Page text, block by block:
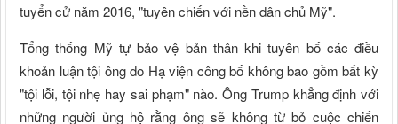
tuyển cử năm 2016, "tuyên chiến với nền dân chủ Mỹ".
Tổng thống Mỹ tự bảo vệ bản thân khi tuyên bố các điều
khoản luận tội ông do Hạ viện công bố không bao gồm bất kỳ
"tội lỗi, tội nhẹ hay sai phạm" nào. Ông Trump khẳng định với
những người ủng hộ rằng ông sẽ không từ bỏ cuộc chiến